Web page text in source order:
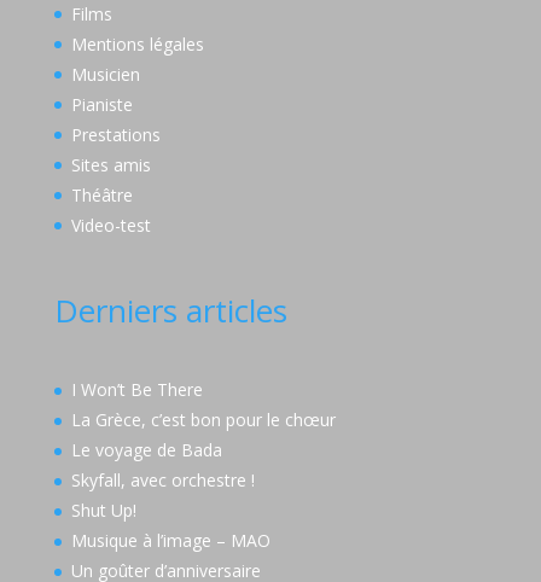
Films
Mentions légales
Musicien
Pianiste
Prestations
Sites amis
Théâtre
Video-test
Derniers articles
I Won’t Be There
La Grèce, c’est bon pour le chœur
Le voyage de Bada
Skyfall, avec orchestre !
Shut Up!
Musique à l’image – MAO
Un goûter d’anniversaire